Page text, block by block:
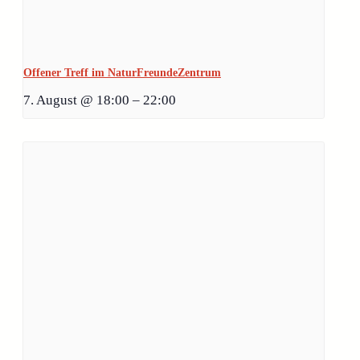
Offener Treff im NaturFreundeZentrum
7. August @ 18:00 – 22:00